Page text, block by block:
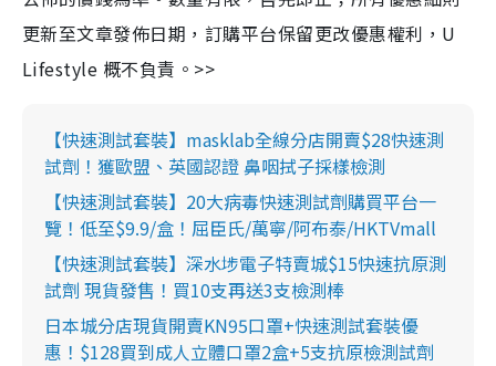
更新至文章發佈日期，訂購平台保留更改優惠權利，U
Lifestyle 概不負責。>>
【快速測試套裝】masklab全線分店開賣$28快速測
試劑！獲歐盟、英國認證 鼻咽拭子採樣檢測
【快速測試套裝】20大病毒快速測試劑購買平台一
覽！低至$9.9/盒！屈臣氏/萬寧/阿布泰/HKTVmall
【快速測試套裝】深水埗電子特賣城$15快速抗原測
試劑 現貨發售！買10支再送3支檢測棒
日本城分店現貨開賣KN95口罩+快速測試套裝優
惠！$128買到成人立體口罩2盒+5支抗原檢測試劑